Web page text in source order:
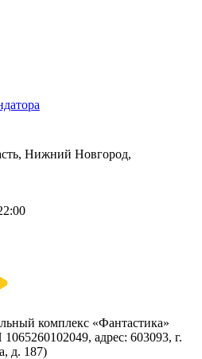
Нижний Новгород,
комплекс «Фантастика»
адрес: 603093, г.
д. 187)